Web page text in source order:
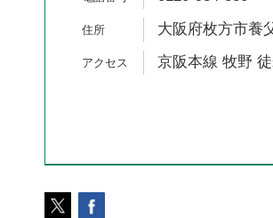
大阪府枚方市養
京阪本線 牧野